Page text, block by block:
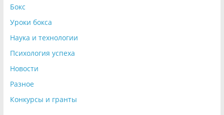
Бокс
Уроки бокса
Наука и технологии
Психология успеха
Новости
Разное
Конкурсы и гранты